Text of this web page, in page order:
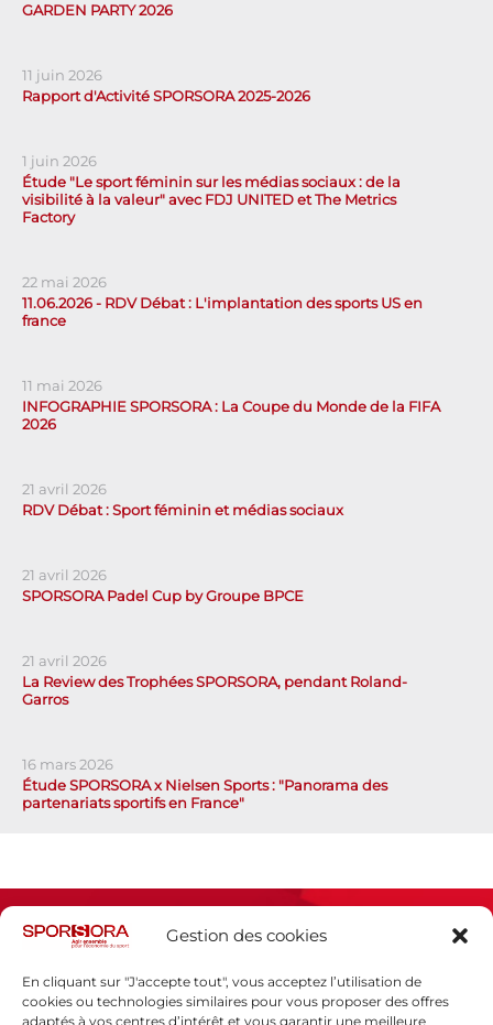
Gestion des cookies
En cliquant sur "J'accepte tout", vous acceptez l’utilisation de
cookies ou technologies similaires pour vous proposer des offres
adaptés à vos centres d’intérêt et vous garantir une meilleure
GARDEN PARTY 2026
11 juin 2026
Rapport d'Activité SPORSORA 2025-2026
1 juin 2026
Étude "Le sport féminin sur les médias sociaux : de la
visibilité à la valeur" avec FDJ UNITED et The Metrics
Factory
22 mai 2026
11.06.2026 - RDV Débat : L'implantation des sports US en
france
11 mai 2026
INFOGRAPHIE SPORSORA : La Coupe du Monde de la FIFA
2026
21 avril 2026
RDV Débat : Sport féminin et médias sociaux
21 avril 2026
SPORSORA Padel Cup by Groupe BPCE
21 avril 2026
La Review des Trophées SPORSORA, pendant Roland-
Garros
16 mars 2026
Étude SPORSORA x Nielsen Sports : "Panorama des
partenariats sportifs en France"